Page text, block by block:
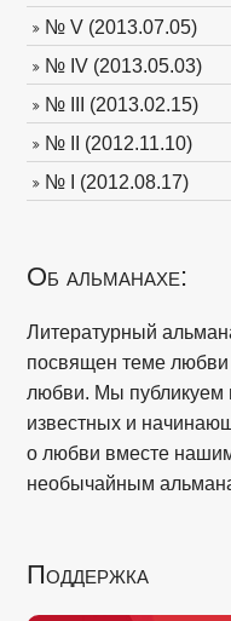
№ V (2013.07.05)
№ IV (2013.05.03)
№ III (2013.02.15)
№ II (2012.11.10)
№ I (2012.08.17)
Об альманахе:
Литературный
посвящен теме любви
любви. Мы публикуем
известных и
о любви вместе
необычайным
Поддержка